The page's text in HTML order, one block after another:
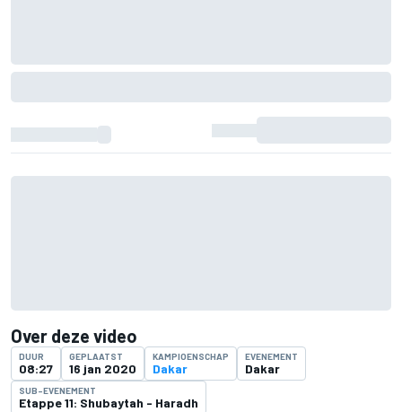
Over deze video
DUUR
08:27
GEPLAATST
16 jan 2020
KAMPIOENSCHAP
Dakar
EVENEMENT
Dakar
SUB-EVENEMENT
Etappe 11: Shubaytah - Haradh